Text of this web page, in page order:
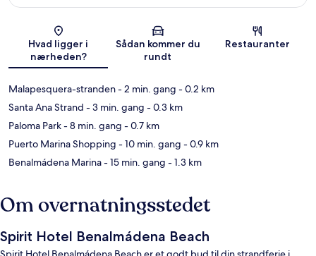
Kort
Hvad ligger i
nærheden?
Sådan kommer du
rundt
Restauranter
Malapesquera-stranden- 2 min. gang - 0.2 km
Santa Ana Strand - 3 min. gang - 0.3 km
Paloma Park- 8 min. gang - 0.7 km
Puerto Marina Shopping - 10 min. gang - 0.9 km
Benalmádena Marina- 15 min. gang - 1.3 km
Om overnatningsstedet
Spirit Hotel Benalmádena Beach